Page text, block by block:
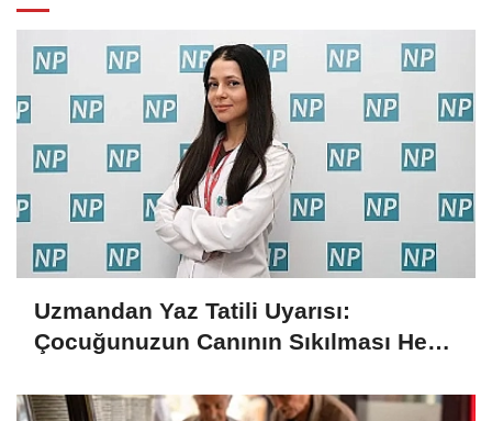
Uzmandan Yaz Tatili Uyarısı:
Çocuğunuzun Canının Sıkılması Her